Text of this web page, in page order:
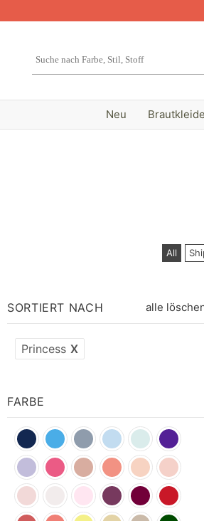
Neu
All
SORTIERT NACH alle
Princess X
FARBE